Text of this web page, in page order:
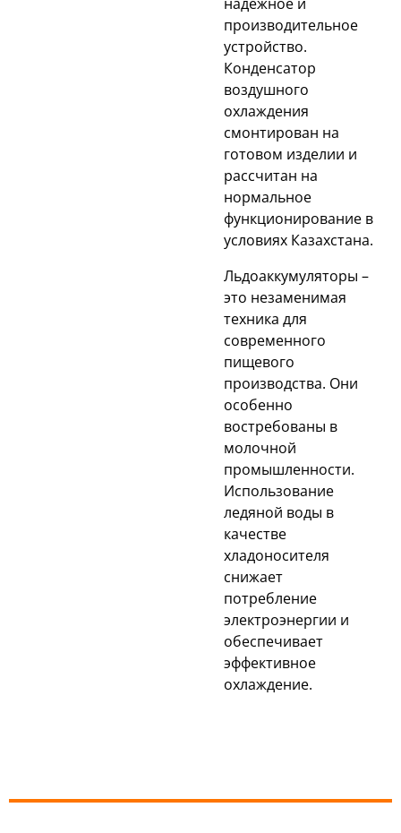
производительное
устройство.
Конденсатор
воздушного
охлаждения
смонтирован на
готовом изделии и
рассчитан на
нормальное
функционирование в
условиях Казахстана.
Льдоаккумуляторы –
это незаменимая
техника для
современного
пищевого
производства. Они
особенно
востребованы в
молочной
промышленности.
Использование
ледяной воды в
качестве
хладоносителя
снижает
потребление
электроэнергии и
обеспечивает
эффективное
охлаждение.